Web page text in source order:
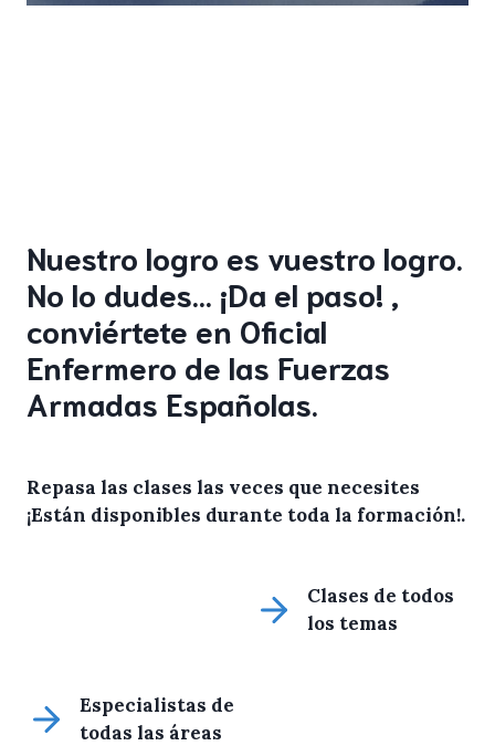
Nuestro logro es vuestro logro.
No lo dudes… ¡Da el paso! ,
conviértete en Oficial
Enfermero de las Fuerzas
Armadas Españolas.
Repasa las clases las veces que necesites
¡Están disponibles durante toda la formación!.
Clases de todos
los temas
Especialistas de
todas las áreas